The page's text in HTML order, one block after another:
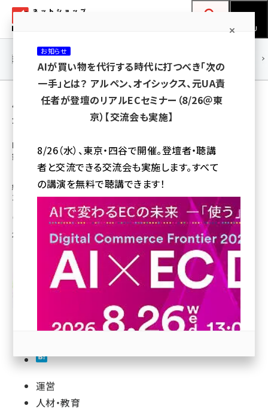
ン
ネットショップ担当者フォーラム
MENU
yahoo (1910)
楽天 (1878)
アスクル (1126)
base (1085)
ビィ・フォアード (786)
revico (746)
連載・特集 |
用語「ECのプロ」 が使われている記事の一覧
全 5 記事中 1 ～ 5 を表示中
ECに特化したプロ人材1000人以上が複業登
録するマッチングサービス「ECのプロ」とは
績や強みを可視化している。ECの専門家を、初期費用0円、最短2日でマッチ
ングできるという
石居 岳
2022年7月6日 8:00
運営
人材・教育
お知らせ
AIが買い物を代行する時代に打つべき「次の
一手」とは？ アルペン、オイシックス、元UA責
任者が登壇のリアルECセミナー（8/26＠東
京）【交流会も実施】
8/26（水）、東京・四谷で開催。登壇者・聴講
者と交流できる交流会も実施します。すべて
の講演を無料で聴講できます！
参加登録はこちら↑